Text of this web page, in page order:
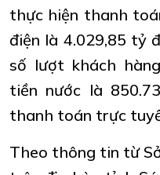
thực hiện thanh
điện là 4.029,85 tỷ
số lượt khách
tiền nước là
thanh toán trực
Theo thông tin từ